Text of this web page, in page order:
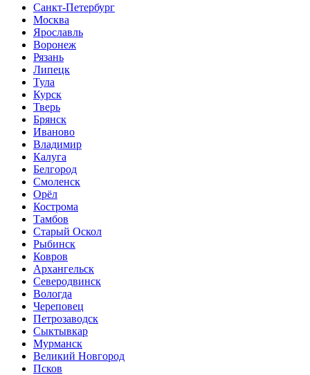
Санкт-Петербург
Москва
Ярославль
Воронеж
Рязань
Липецк
Тула
Курск
Тверь
Брянск
Иваново
Владимир
Калуга
Белгород
Смоленск
Орёл
Кострома
Тамбов
Старый Оскол
Рыбинск
Ковров
Архангельск
Северодвинск
Вологда
Череповец
Петрозаводск
Сыктывкар
Мурманск
Великий Новгород
Псков